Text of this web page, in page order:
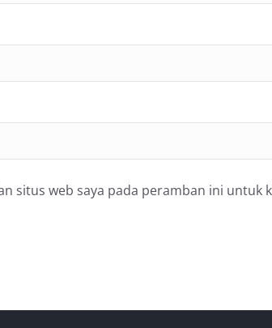
situs web saya pada peramban ini untuk